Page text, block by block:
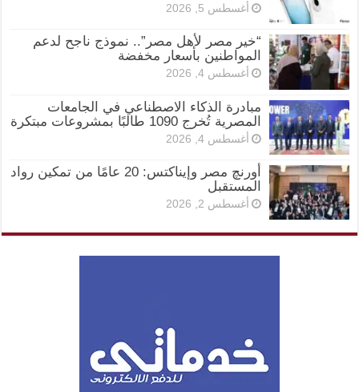
أغسطس 5, 2026
“خير مصر لأهل مصر”.. نموذج ناجح لدعم
المواطنين بأسعار مخفضة
أغسطس 4, 2026
مبادرة الذكاء الاصطناعي في الجامعات
المصرية تُخرج 1090 طالبًا بمشروعات مبتكرة
أغسطس 4, 2026
أورنچ مصر وإيناكتس: 20 عامًا من تمكين رواد
المستقبل
أغسطس 2, 2026